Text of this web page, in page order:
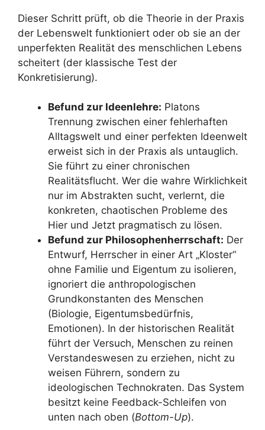
Dieser Schritt prüft, ob die Theorie in der Praxis
der Lebenswelt funktioniert oder ob sie an der
unperfekten Realität des menschlichen Lebens
scheitert (der klassische Test der
Konkretisierung).
Befund zur Ideenlehre: Platons
Trennung zwischen einer fehlerhaften
Alltagswelt und einer perfekten Ideenwelt
erweist sich in der Praxis als untauglich.
Sie führt zu einer chronischen
Realitätsflucht. Wer die wahre Wirklichkeit
nur im Abstrakten sucht, verlernt, die
konkreten, chaotischen Probleme des
Hier und Jetzt pragmatisch zu lösen.
Befund zur Philosophenherrschaft: Der
Entwurf, Herrscher in einer Art „Kloster“
ohne Familie und Eigentum zu isolieren,
ignoriert die anthropologischen
Grundkonstanten des Menschen
(Biologie, Eigentumsbedürfnis,
Emotionen). In der historischen Realität
führt der Versuch, Menschen zu reinen
Verstandeswesen zu erziehen, nicht zu
weisen Führern, sondern zu
ideologischen Technokraten. Das System
besitzt keine Feedback-Schleifen von
unten nach oben (Bottom-Up).